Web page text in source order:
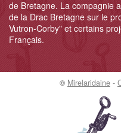
de Bretagne. La compagnie
de la Drac Bretagne sur le
Vutron-Corby" et certains
Français.
© Mirelaridaine -